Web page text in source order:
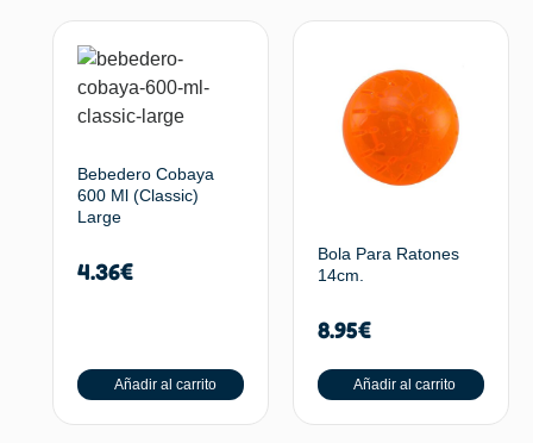
Bebedero Cobaya
600 Ml (Classic)
Large
4.36€
Añadir al carrito
Bola Para Ratones
14cm.
8.95€
Añadir al carrito